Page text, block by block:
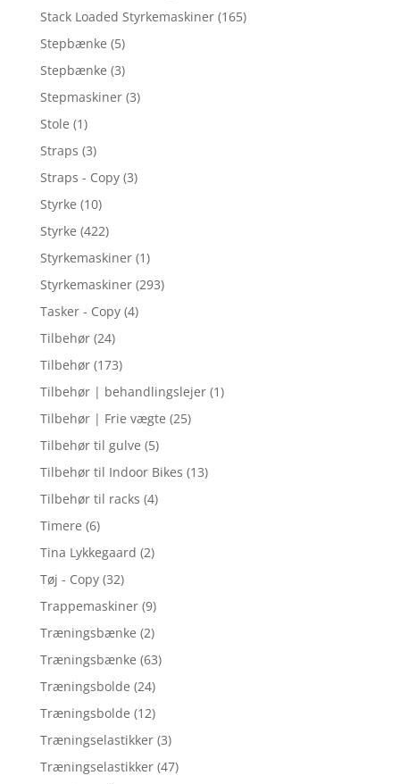
Stack Loaded Styrkemaskiner (165)
Stepbænke (5)
Stepbænke (3)
Stepmaskiner (3)
Stole (1)
Straps (3)
Straps - Copy (3)
Styrke (10)
Styrke (422)
Styrkemaskiner (1)
Styrkemaskiner (293)
Tasker - Copy (4)
Tilbehør (24)
Tilbehør (173)
Tilbehør | behandlingslejer (1)
Tilbehør | Frie vægte (25)
Tilbehør til gulve (5)
Tilbehør til Indoor Bikes (13)
Tilbehør til racks (4)
Timere (6)
Tina Lykkegaard (2)
Tøj - Copy (32)
Trappemaskiner (9)
Træningsbænke (2)
Træningsbænke (63)
Træningsbolde (24)
Træningsbolde (12)
Træningselastikker (3)
Træningselastikker (47)